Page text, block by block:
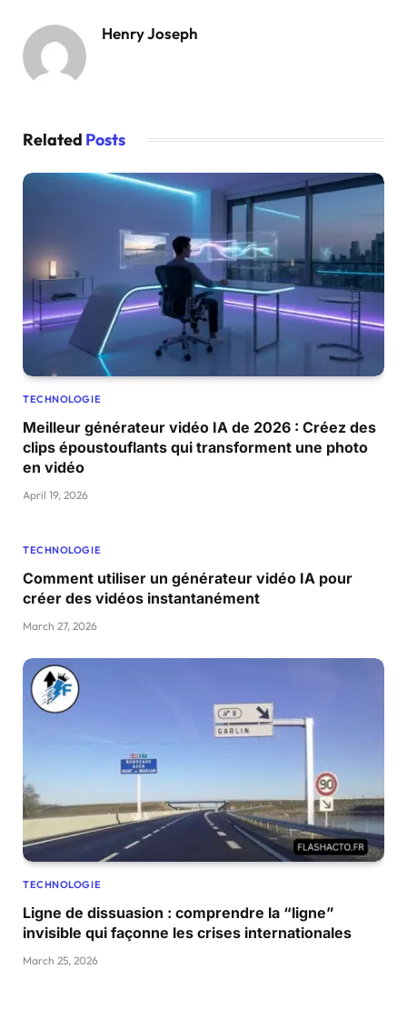
Henry Joseph
Related Posts
TECHNOLOGIE
Meilleur générateur vidéo IA de 2026 : Créez des
clips époustouflants qui transforment une photo
en vidéo
April 19, 2026
TECHNOLOGIE
Comment utiliser un générateur vidéo IA pour
créer des vidéos instantanément
March 27, 2026
TECHNOLOGIE
Ligne de dissuasion : comprendre la “ligne”
invisible qui façonne les crises internationales
March 25, 2026